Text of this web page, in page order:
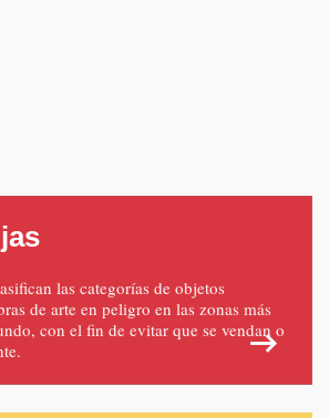
las categorías de objetos
de arte en peligro en las zonas más
con el fin de evitar que se vendan o